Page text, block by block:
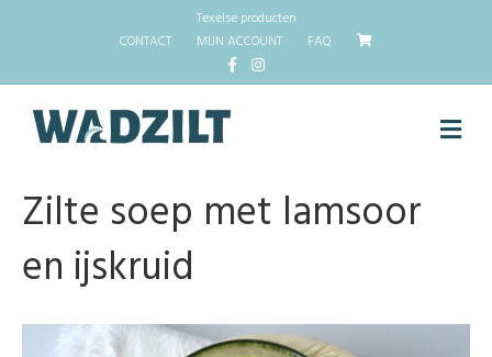
Texelse producten
CONTACT
MIJN ACCOUNT FAQ
FacebookInstagram
Zilte soep met lamsoor
en ijskruid